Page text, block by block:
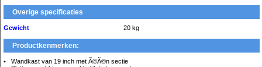
Overige specificaties
Gewicht 20 kg
Productkenmerken:
Wandkast van 19 inch met Ã©Ã©n sectie